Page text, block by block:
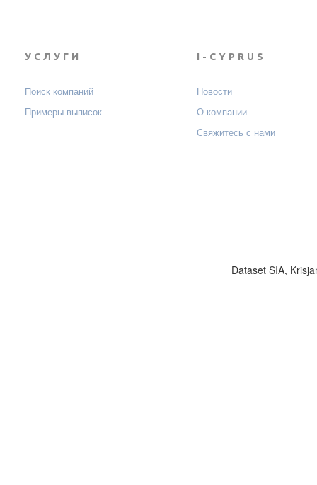
УСЛУГИ
Поиск компаний
Примеры выписок
I-CYPRUS
Новости
О компании
Свяжитесь с нами
Dataset SIA,